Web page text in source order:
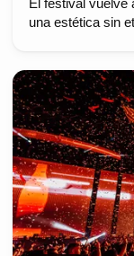
El festival vuelve
una estética sin